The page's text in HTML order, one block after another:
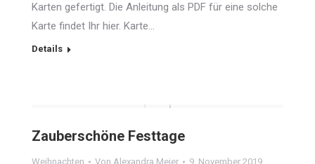
Karten gefertigt. Die Anleitung als PDF für eine solche
Karte findet Ihr hier. Karte…
Details
Zauberschöne Festtage
Weihnachten Von Alexandra Meier 9. November 2019